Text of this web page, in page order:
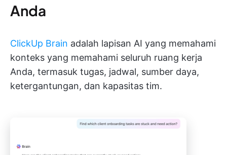
Anda
ClickUp Brain adalah lapisan AI yang memahami
konteks yang memahami seluruh ruang kerja
Anda, termasuk tugas, jadwal, sumber daya,
ketergantungan, dan kapasitas tim.